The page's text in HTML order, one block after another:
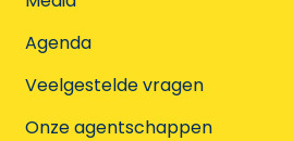
Agenda
Veelgestelde vragen
Onze agentschappen